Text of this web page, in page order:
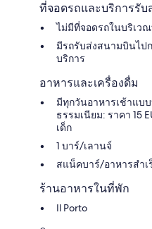
ที่จอดรถและบริการรับ
ไม่มีที่จอดรถในบริเว
มีรถรับส่งสนามบินไป
บริการ
อาหารและเครื่องดื่ม
มีทุกวันอาหารเช้าแบ
ธรรมเนียม: ราคา 15
เด็ก
1 บาร์/เลานจ์
สแน็คบาร์/อาหารสำเ
ร้านอาหารในที่พัก
Il Porto